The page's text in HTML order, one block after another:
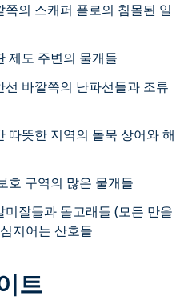
의 스캐퍼 플로의 침몰된 일
제도 주변의 물개들
바깥쪽의 난파선들과 조류
따뜻한 지역의 돌묵 상어와 해
호 구역의 많은 물개들
잘들과 돌고래들 (모든 만을
지어는 산호들
트